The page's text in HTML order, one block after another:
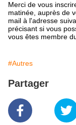
Merci de vous
matinée, auprès de
mail à l'adresse
précisant si vous
vous êtes membre
#Autres
Partager